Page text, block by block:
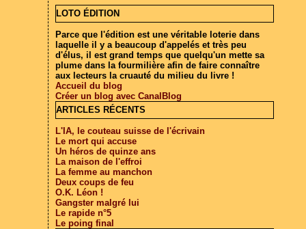
LOTO ÉDITION
Parce que l'édition est une véritable loterie dans
laquelle il y a beaucoup d'appelés et très peu
d'élus, il est grand temps que quelqu'un mette sa
plume dans la fourmilière afin de faire connaître
aux lecteurs la cruauté du milieu du livre !
Accueil du blog
Créer un blog avec CanalBlog
ARTICLES RÉCENTS
L'IA, le couteau suisse de l'écrivain
Le mort qui accuse
Un héros de quinze ans
La maison de l'effroi
La femme au manchon
Deux coups de feu
O.K. Léon !
Gangster malgré lui
Le rapide n°5
Le poing final